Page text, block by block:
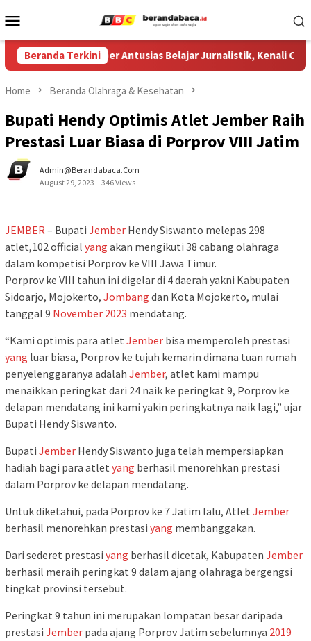
to
Menu
Beranda Terkini
Islam Jember Antusias Belajar Jurnalistik, Kenali Cara
Home Beranda Olahraga & Kesehatan
Bupati Hendy Optimis Atlet Jember Raih
Prestasi Luar Biasa di Porprov VIII Jatim
Admin@berandabaca.com
August 29, 2023
346 Views
JEMBER– Bupati Jember Hendy Siswanto melepas 298
atlet,102 official yang akan mengikuti 38 cabang olahraga
dalam kompetisi Porprov ke VIII Jawa Timur.
Porprov ke VIII tahun ini digelar di 4 daerah yakni Kabupaten
Sidoarjo, Mojokerto, Jombang dan Kota Mojokerto, mulai
tanggal 9 November 2023 mendatang.
“Kami optimis para atlet Jember bisa memperoleh prestasi
yang luar biasa, Porprov ke tujuh kemarin dimana tuan rumah
penyelenggaranya adalah Jember, atlet kami mampu
menaikkan peringkat dari 24 naik ke peringkat 9, Porprov ke
delapan mendatang ini kami yakin peringkatnya naik lagi,” ujar
Bupati Hendy Siswanto.
Bupati Jember Hendy Siswanto juga telah mempersiapkan
hadiah bagi para atlet yang berhasil menorehkan prestasi
dalam Porprov ke delapan mendatang.
Untuk diketahui, pada Porprov ke 7 Jatim lalu, Atlet Jember
berhasil menorehkan prestasi yang membanggakan.
Dari sederet prestasi yang berhasil dicetak, Kabupaten Jember
berhasil meraih peringkat 9 dalam ajang olahraga bergengsi
tingkat provinsi tersebut.
Peringkat 9 tahun ini merupakan lompatan besar daripada
prestasi Jember pada ajang Porprov Jatim sebelumnya 2019